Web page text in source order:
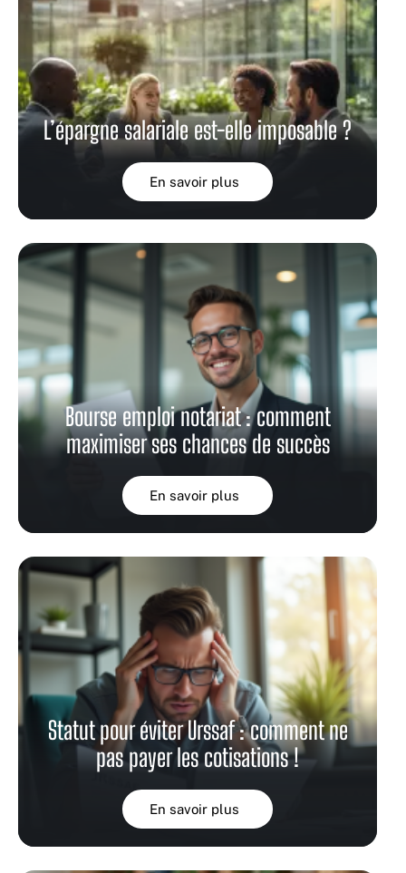
L’épargne salariale est-elle imposable ?
En savoir plus
Bourse emploi notariat : comment
maximiser ses chances de succès
En savoir plus
Statut pour éviter Urssaf : comment ne
pas payer les cotisations !
En savoir plus